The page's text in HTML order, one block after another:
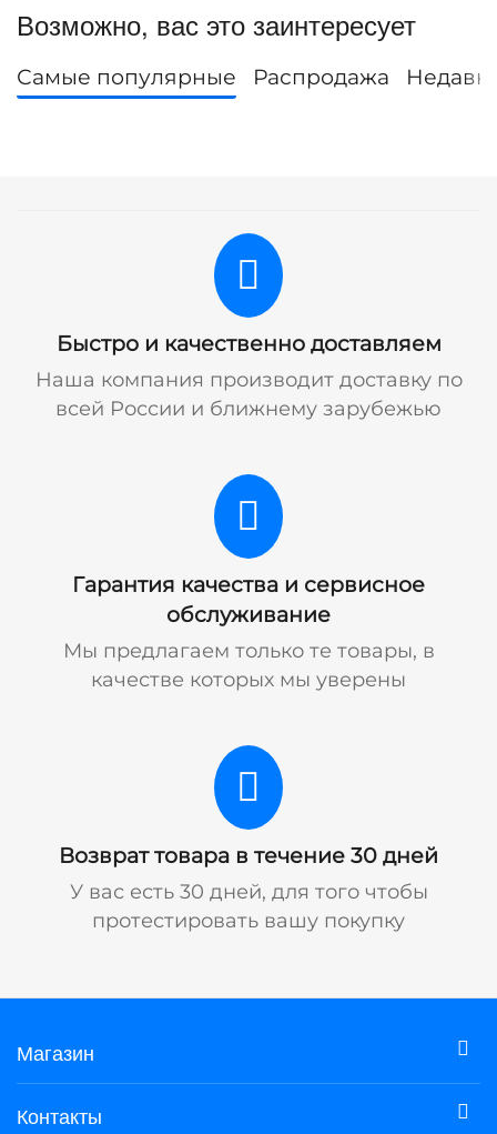
Возможно, вас это заинтересует
Самые популярные Распродажа
Быстро и качественно доставляем
Наша компания производит доставку по
всей России и ближнему зарубежью
Гарантия качества и сервисное
обслуживание
Мы предлагаем только те товары, в
качестве которых мы уверены
Возврат товара в течение 30 дней
У вас есть 30 дней, для того чтобы
протестировать вашу покупку
Магазин
Контакты